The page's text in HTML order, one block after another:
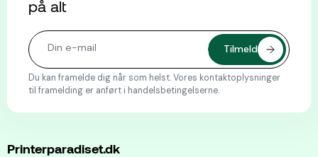
på alt
Du kan framelde dig når som helst. Vores kontaktoplysninger
til framelding er anført i handelsbetingelserne.
Printerparadiset.dk